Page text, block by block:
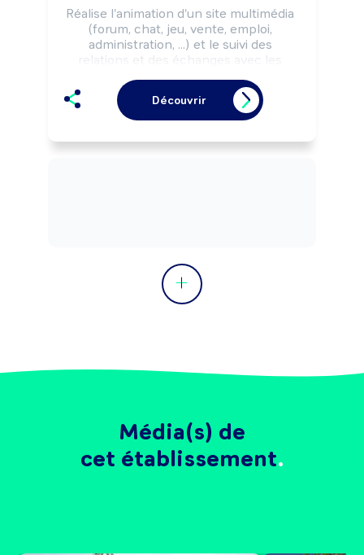
Réalise l'animation d'un site multimédia
(forum, chat, jeu, vente, emploi,
administration, ...) et le suivi des
relations et des échanges avec les
Peut coordonner une équipe.
Découvrir
Média(s) de
cet établissement